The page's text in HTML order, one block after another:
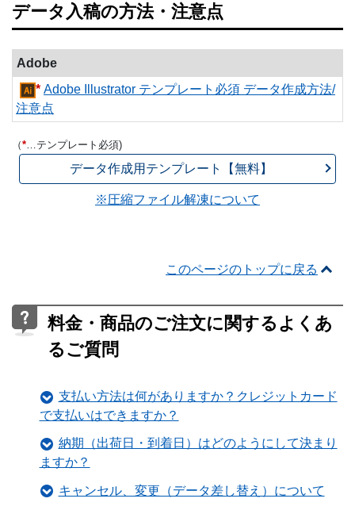
データ入稿の方法・注意点
Adobe
* Adobe Illustrator テンプレート必須 データ作成方法/
注意点
（*…テンプレート必須)
データ作成用テンプレート【無料】
※圧縮ファイル解凍について
このページのトップに戻る
料金・商品のご注文に関するよくあ
るご質問
支払い方法は何がありますか？クレジットカード
で支払いはできますか？
納期（出荷日・到着日）はどのようにして決まり
ますか？
キャンセル、変更（データ差し替え）について